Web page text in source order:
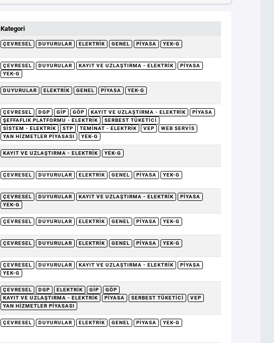
Kategori
ÇEVRESEL DUYURULAR ELEKTRIK GENEL PIYASA YEK-G
ÇEVRESEL DUYURULAR KAYIT VE UZLAŞTIRMA - ELEKTRIK
PIYASA
YEK-G
DUYURULAR ELEKTRIK GENEL PIYASA YEK-G
ÇEVRESEL DGP GİP GÖP KAYIT VE UZLAŞTIRMA - ELEKTRIK
PIYASA
ŞEFFAFLIK PLATFORMU - ELEKTRIK
SERBEST TÜKETICI
SISTEM - ELEKTRIK
STP TEMINAT - ELEKTRIK VEP
WEB SERVIS
YAN HIZMETLER PIYASASI
YEK-G
KAYIT VE UZLAŞTIRMA - ELEKTRIK YEK-G
ÇEVRESEL DUYURULAR ELEKTRIK GENEL PIYASA YEK-G
ÇEVRESEL DUYURULAR KAYIT VE UZLAŞTIRMA - ELEKTRIK
PIYASA
YEK-G
ÇEVRESEL DUYURULAR ELEKTRIK GENEL PIYASA YEK-G
ÇEVRESEL DUYURULAR ELEKTRIK GENEL PIYASA YEK-G
ÇEVRESEL DUYURULAR KAYIT VE UZLAŞTIRMA - ELEKTRIK
PIYASA
YEK-G
ÇEVRESEL DGP ELEKTRIK GİP
GÖP
KAYIT VE UZLAŞTIRMA - ELEKTRIK
PIYASA SERBEST TÜKETICI
VEP
YAN HIZMETLER PIYASASI
ÇEVRESEL DUYURULAR ELEKTRIK GENEL PIYASA YEK-G